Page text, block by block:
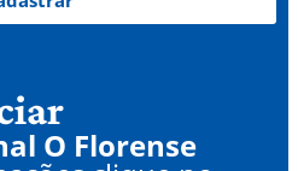
O Florense